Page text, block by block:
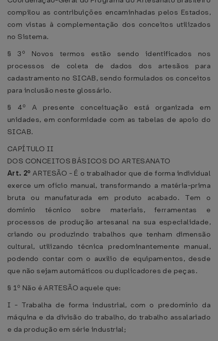
compilou as contribuições encaminhadas pelos Estados,
com vistas à complementação dos conceitos utilizados
no Sistema.
§ 3º Novos termos estão sendo identificados nos
processos de coleta de dados dos artesãos para
cadastramento no SICAB, sendo formulados os conceitos
para inclusão neste glossário.
§ 4º A presente conceituação está organizada em
unidades, em conformidade com as tabelas de apoio do
SICAB.
CAPÍTULO II
DOS CONCEITOS BÁSICOS DO ARTESANATO
Art. 2ºARTESÃO - É o trabalhador que de forma individual
exerce um ofício manual, transformando a matéria-prima
bruta ou manufaturada em produto acabado. Tem o
domínio técnico sobre materiais, ferramentas e
processos de produção artesanal na sua especialidade,
criando ou produzindo trabalhos que tenham dimensão
cultural, utilizando técnica predominantemente manual,
podendo contar com o auxílio de equipamentos, desde
que não sejam automáticos ou duplicadores de peças.
§ 1º Não é ARTESÃO aquele que:
I - Trabalha de forma industrial, com o predomínio da
máquina e da divisão do trabalho, do trabalho assalariado
e da produção em série industrial;